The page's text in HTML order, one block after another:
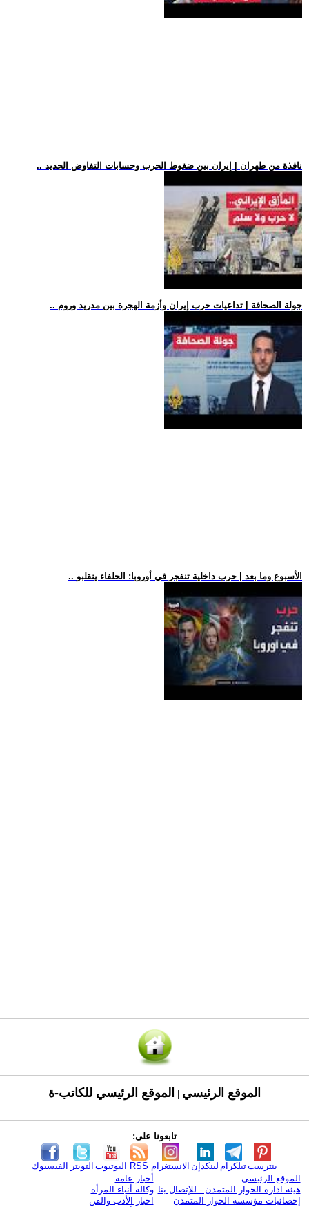
.. نافذة من طهران | إيران بين ضغوط الحرب وحسابات التفاوض الجديد
.. جولة الصحافة | تداعيات حرب إيران وأزمة الهجرة بين مدريد وروم
.. الأسبوع وما بعد | حرب داخلية تنفجر في أوروبا: الحلفاء ينقلبو
الموقع الرئيسي الموقع الرئيسي للكاتب-ة
تابعونا على:
الفيسبوك التويتر اليوتيوب RSS الانستغرام لينكدإن تيلكرامبنترست
الموقع الرئيسي
هيئة ادارة الحوار المتمدن - للإتصال بنا
إحصائيات مؤسسة الحوار المتمدن
أخبار عامة
وكالة أنباء المرأة
اخبار الأدب والفن